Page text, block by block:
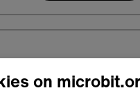
3:
on